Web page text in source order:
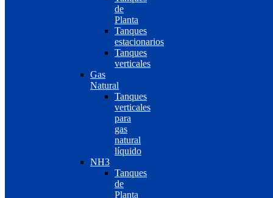
de
Planta
Tanques
estacionarios
Tanques
verticales
Gas
Natural
Tanques
verticales
para
gas
natural
líquido
NH3
Tanques
de
Planta